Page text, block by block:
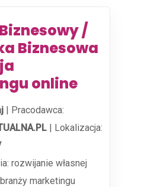
/
Biznesowa
online
| Pracodawca:
| Lokalizacja:
rozwijanie własnej
marketingu